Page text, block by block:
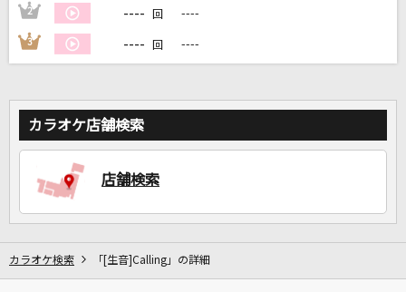
2 ---- 回 ----
3 ---- 回 ----
カラオケ店舗検索
店舗検索
カラオケ検索 「[生音]Calling」の詳細